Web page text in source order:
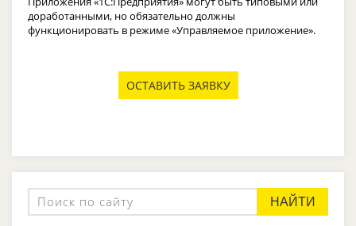
доработанными, но обязательно должны
функционировать в режиме «Управляемое приложение».
ОСТАВИТЬ ЗАЯВКУ
НАЙТИ